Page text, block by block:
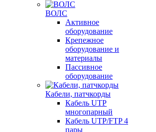
ВОЛС
Активное
оборудование
Крепежное
оборудование и
материалы
Пассивное
оборудование
Кабели, патчкорды
Кабель UTP
многопарный
Кабель UTP/FTP 4
пары